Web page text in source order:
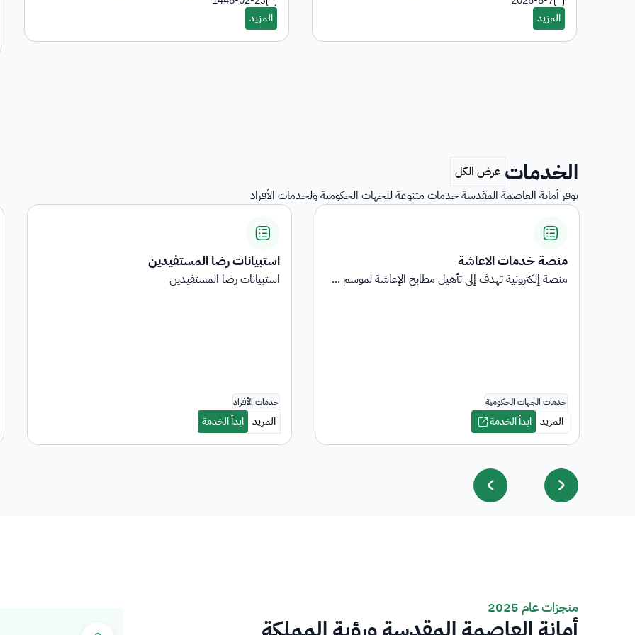
الخدمات
توفر أمانة العاصمة المقدسة خدمات متنوعة للجهات الحكومية ولخدمات الأفراد
استبيانات رضا المستفيدين
استبيانات رضا المستفيدين
المنقولات
هي خدمة عرض المنقولات المرجعة على الجهات الحكومية
منجزات عام 2025